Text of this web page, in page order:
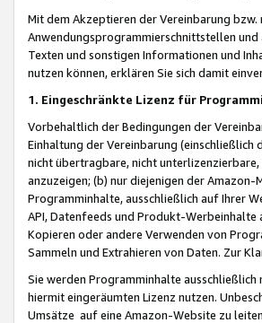
Mit dem Akzeptieren der Vereinbarung
Anwendungsprogrammierschnittstellen und
Texten und sonstigen Informationen und
nutzen können, erklären Sie sich damit
1. Eingeschränkte Lizenz für
Vorbehaltlich der Bedingungen der
Einhaltung der Vereinbarung
nicht übertragbare, nicht
anzuzeigen; (b) nur diejenigen der
Programminhalte, ausschließlich auf Ihrer
API, Datenfeeds und Produkt-Werbeinhalte
Kopieren oder andere Verwenden von
Sammeln und Extrahieren von Daten. Zur
Sie werden Programminhalte
hiermit eingeräumten Lizenz nutzen.
Umsätze auf eine Amazon-Website zu